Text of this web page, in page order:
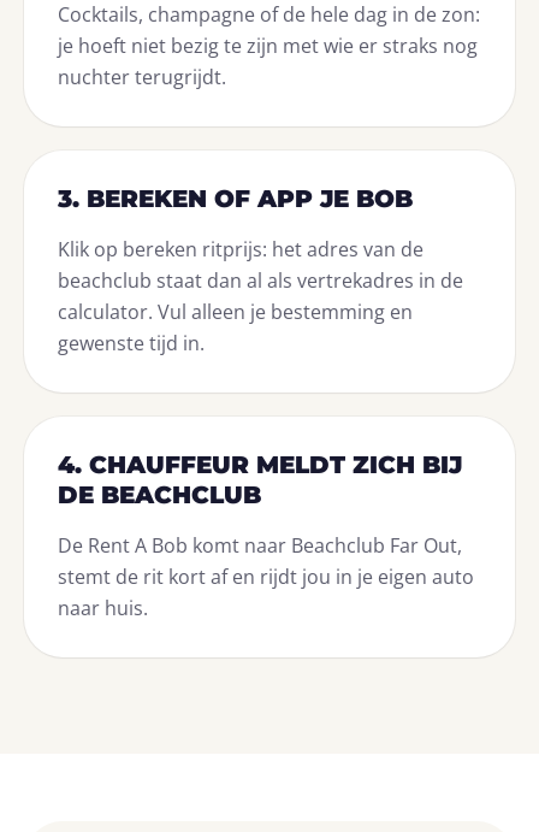
Cocktails, champagne of de hele dag in de zon:
je hoeft niet bezig te zijn met wie er straks nog
nuchter terugrijdt.
3. BEREKEN OF APP JE BOB
Klik op bereken ritprijs: het adres van de
beachclub staat dan al als vertrekadres in de
calculator. Vul alleen je bestemming en
gewenste tijd in.
4. CHAUFFEUR MELDT ZICH BIJ
DE BEACHCLUB
De Rent A Bob komt naar Beachclub Far Out,
stemt de rit kort af en rijdt jou in je eigen auto
naar huis.